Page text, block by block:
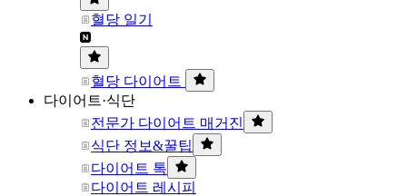
혈당 일기
혈당 다이어트
다이어트·식단
전문가 다이어트 매거진
식단 정보&꿀팁
다이어트 톡
다이어트 레시피